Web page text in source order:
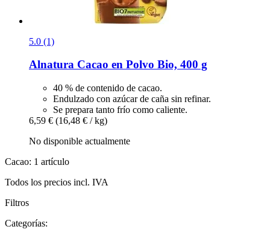
5.0 (1)
Alnatura Cacao en Polvo Bio, 400 g
40 % de contenido de cacao.
Endulzado con azúcar de caña sin refinar.
Se prepara tanto frío como caliente.
6,59 € (16,48 € / kg)
No disponible actualmente
Cacao: 1 artículo
Todos los precios incl. IVA
Filtros
Categorías: